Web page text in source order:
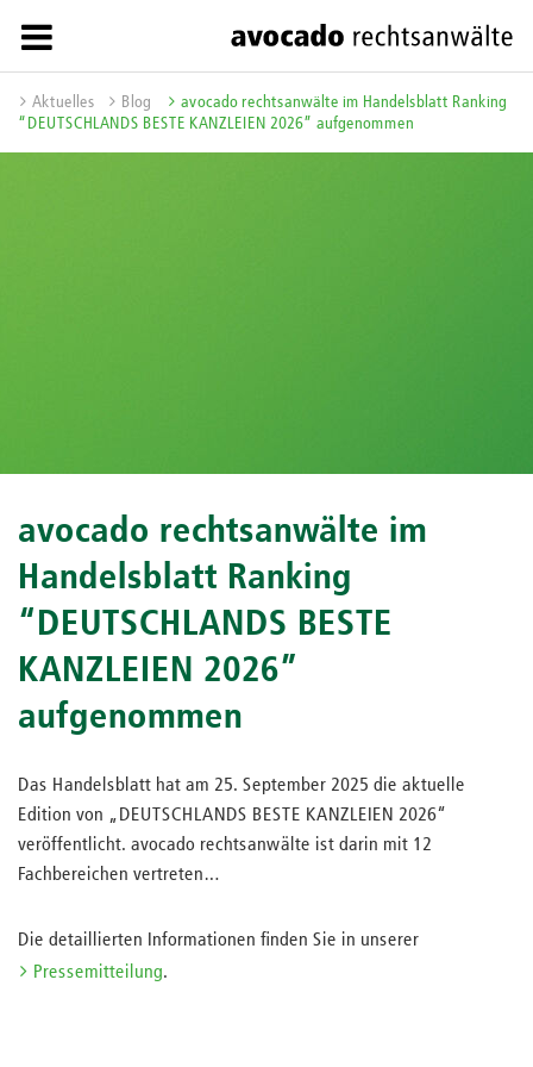
Aktuelles Blog
avocado rechtsanwälte im Handelsblatt Ranking
“DEUTSCHLANDS BESTE KANZLEIEN 2026” aufgenommen
avocado rechtsanwälte im
Handelsblatt Ranking
“DEUTSCHLANDS BESTE
KANZLEIEN 2026”
aufgenommen
Das Handelsblatt hat am 25. September 2025 die aktuelle
Edition von „DEUTSCHLANDS BESTE KANZLEIEN 2026“
veröffentlicht. avocado rechtsanwälte ist darin mit 12
Fachbereichen vertreten…
Die detaillierten Informationen finden Sie in unserer
Pressemitteilung.